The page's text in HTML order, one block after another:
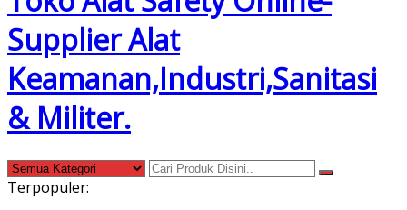
Terpopuler: